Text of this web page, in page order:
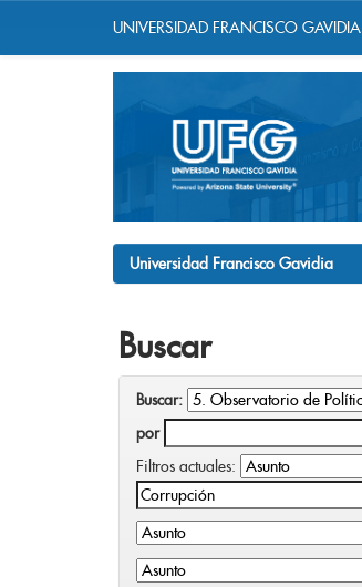
UNIVERSIDAD FRANCISCO GAVIDIA
Universidad Francisco Gavidia
Buscar
Buscar:
por
Filtros actuales: